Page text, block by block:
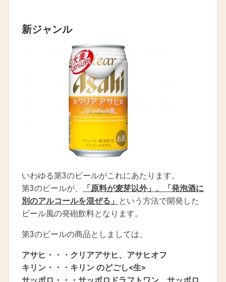
新ジャンル
いわゆる第3のビールがこれにあたります。
第3のビールが、
「原料が麦芽以外」、「発泡酒に
別のアルコールを混ぜる」 という方法で開発した
ビール風の発砲飲料となります。
第3のビールの商品としましては、
アサヒ・・・クリアアサヒ、アサヒオフ
キリン・・・キリン のどごし<生>